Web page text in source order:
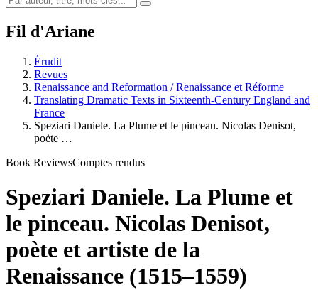
Fil d'Ariane
Érudit
Revues
Renaissance and Reformation / Renaissance et Réforme
Translating Dramatic Texts in Sixteenth-Century England and
France
Speziari Daniele. La Plume et le pinceau. Nicolas Denisot,
poète …
Book ReviewsComptes rendus
Speziari Daniele. La Plume et
le pinceau. Nicolas Denisot,
poète et artiste de la
Renaissance (1515–1559)